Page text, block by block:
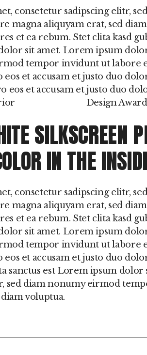
consetetur sadipscing elitr,
magna aliquyam erat, sed
et ea rebum. Stet clita kasd
sit amet. Lorem ipsum
tempor invidunt ut labore
et accusam et justo duo
eos et accusam et justo duo
Design
SILKSCREEN
IN THE
consetetur sadipscing elitr,
magna aliquyam erat, sed
et ea rebum. Stet clita kasd
sit amet. Lorem ipsum
tempor invidunt ut labore
et accusam et justo duo
sanctus est Lorem ipsum
sed diam nonumy eirmod
voluptua.